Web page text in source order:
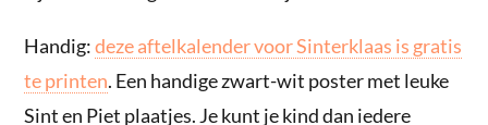
Handig:deze aftelkalender voor Sinterklaas is gratis
te printen. Een handige zwart-wit poster met leuke
Sint en Piet plaatjes. Je kunt je kind dan iedere